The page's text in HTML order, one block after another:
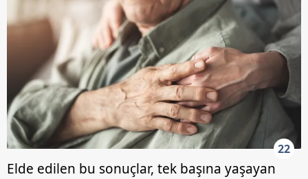
22
Elde edilen bu sonuçlar, tek başına yaşayan